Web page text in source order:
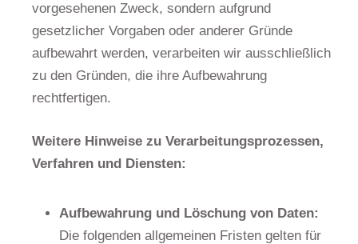
vorgesehenen Zweck, sondern aufgrund
gesetzlicher Vorgaben oder anderer Gründe
aufbewahrt werden, verarbeiten wir ausschließlich
zu den Gründen, die ihre Aufbewahrung
rechtfertigen.
Weitere Hinweise zu Verarbeitungsprozessen,
Verfahren und Diensten:
Aufbewahrung und Löschung von Daten:
Die folgenden allgemeinen Fristen gelten für